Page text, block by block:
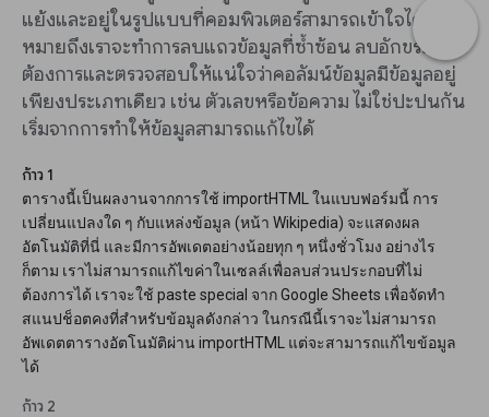
แย้งและอยู่ในรูปแบบที่คอมพิวเตอร์สามารถเข้าใจได้ ซึ่ง
หมายถึงเราจะทำการลบแถวข้อมูลที่ซ้ำซ้อน ลบอักขระที่ไม่
ต้องการและตรวจสอบให้แน่ใจว่าคอลัมน์ข้อมูลมีข้อมูลอยู่
เพียงประเภทเดียว เช่น ตัวเลขหรือข้อความ ไม่ใช่ปะปนกัน
เริ่มจากการทำให้ข้อมูลสามารถแก้ไขได้
ก้าว 1
ตารางนี้เป็นผลงานจากการใช้ importHTML ในแบบฟอร์มนี้ การ
เปลี่ยนแปลงใด ๆ กับแหล่งข้อมูล (หน้า Wikipedia) จะแสดงผล
อัตโนมัติที่นี่ และมีการอัพเดตอย่างน้อยทุก ๆ หนึ่งชั่วโมง อย่างไร
ก็ตาม เราไม่สามารถแก้ไขค่าในเซลล์เพื่อลบส่วนประกอบที่ไม่
ต้องการได้ เราจะใช้ paste special จาก Google Sheets เพื่อจัดทำ
สแนปช็อตคงที่สำหรับข้อมูลดังกล่าว ในกรณีนี้เราจะไม่สามารถ
อัพเดตตารางอัตโนมัติผ่าน importHTML แต่จะสามารถแก้ไขข้อมูล
ได้
ก้าว 2